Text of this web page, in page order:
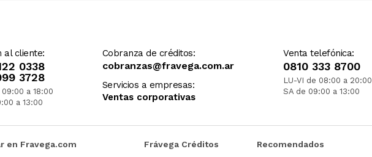
al cliente:
0338
3728
09:00 a 18:00
a 13:00
Cobranza de créditos:
cobranzas@fravega.com.ar
Servicios a empresas:
Ventas corporativas
Venta telefónica:
0810 333 8700
LU-VI de 08:00 a 20:00
SA de 09:00 a 13:00
en Fravega.com
Frávega Créditos
Recomendados